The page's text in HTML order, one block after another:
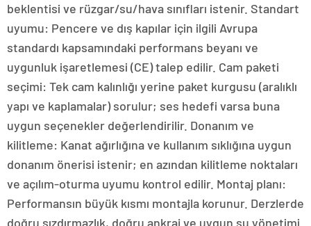
beklentisi ve rüzgar/su/hava sınıfları istenir. Standart
uyumu: Pencere ve dış kapılar için ilgili Avrupa
standardı kapsamındaki performans beyanı ve
uygunluk işaretlemesi (CE) talep edilir. Cam paketi
seçimi: Tek cam kalınlığı yerine paket kurgusu (aralıklı
yapı ve kaplamalar) sorulur; ses hedefi varsa buna
uygun seçenekler değerlendirilir. Donanım ve
kilitleme: Kanat ağırlığına ve kullanım sıklığına uygun
donanım önerisi istenir; en azından kilitleme noktaları
ve açılım-oturma uyumu kontrol edilir. Montaj planı:
Performansın büyük kısmı montajla korunur. Derzlerde
doğru sızdırmazlık, doğru ankraj ve uygun su yönetimi